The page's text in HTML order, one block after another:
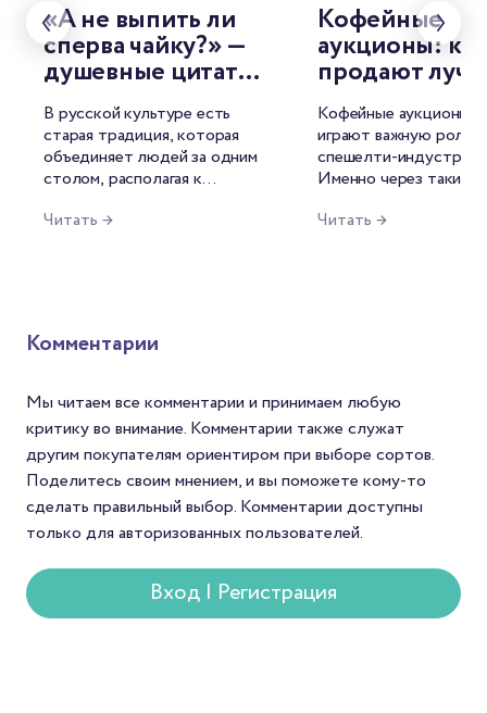
«А не выпить ли
сперва чайку?» —
душевные цитаты
о чае от
знаменитых
русских
писателей
В русской культуре есть
старая традиция, которая
объединяет людей за одним
столом, располагая к
называется она — чаепитие.
напиток нашёл отражение и
Читать →
Кофейные
аукционы: как
продают
лоты мира
Кофейные аукционы
играют важную роль в
спешелти-индустрии.
Именно через такие
рынок, формируются
уникальным вкусом. А
покупателей —
попробовать редкий
который редко
в массовой продаже.
Читать →
Комментарии
Мы читаем все комментарии и принимаем любую
критику во внимание. Комментарии также служат
другим покупателям ориентиром при выборе сортов.
Поделитесь своим мнением, и вы поможете кому-то
сделать правильный выбор. Комментарии доступны
только для авторизованных пользователей.
Вход | Регистрация